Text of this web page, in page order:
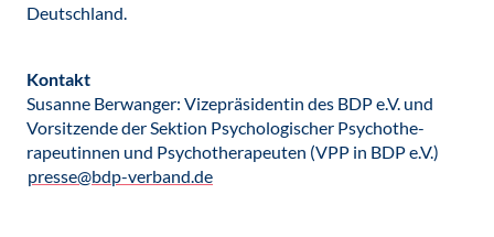
Deutschland.
Kontakt
Susanne Berwanger: Vizepräsidentin des BDP e.V. und
Vorsitzende der Sektion Psychologischer Psychothe-
rapeutinnen und Psychotherapeuten (VPP in BDP e.V.)
presse@bdp-verband.de